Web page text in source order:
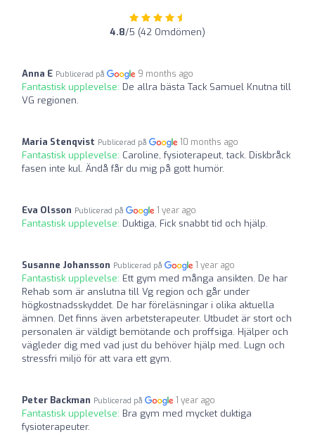
4.8/5 (42 Omdömen)
Anna E Publicerad på 9 months ago
Fantastisk upplevelse: De allra bästa Tack Samuel Knutna till
VG regionen.
Maria Stenqvist Publicerad på 10 months ago
Fantastisk upplevelse: Caroline, fysioterapeut, tack. Diskbråck
fasen inte kul. Ändå får du mig på gott humör.
Eva Olsson Publicerad på 1 year ago
Fantastisk upplevelse: Duktiga, Fick snabbt tid och hjälp.
Susanne Johansson Publicerad på 1 year ago
Fantastisk upplevelse: Ett gym med många ansikten. De har
Rehab som är anslutna till Vg region och går under
högkostnadsskyddet. De har föreläsningar i olika aktuella
ämnen. Det finns även arbetsterapeuter. Utbudet är stort och
personalen är väldigt bemötande och proffsiga. Hjälper och
vägleder dig med vad just du behöver hjälp med. Lugn och
stressfri miljö för att vara ett gym.
Peter Backman Publicerad på 1 year ago
Fantastisk upplevelse: Bra gym med mycket duktiga
fysioterapeuter.